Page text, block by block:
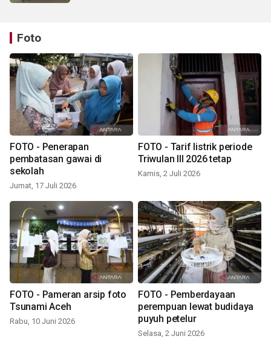
Foto
FOTO - Penerapan
pembatasan gawai di
sekolah
Jumat, 17 Juli 2026
FOTO - Tarif listrik periode
Triwulan III 2026 tetap
Kamis, 2 Juli 2026
FOTO - Pameran arsip foto
Tsunami Aceh
Rabu, 10 Juni 2026
FOTO - Pemberdayaan
perempuan lewat budidaya
puyuh petelur
Selasa, 2 Juni 2026